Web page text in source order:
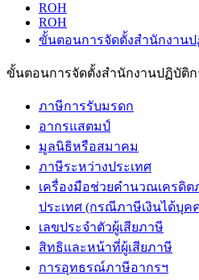
ROH
ROH
ขั้นตอนการจัดตั้งสำนักงาน
ขั้นตอนการจัดตั้งสำนักงานปฏิบัติ
ภาษีการรับมรดก
อากรแสตมป์
มูลนิธิหรือสมาคม
ภาษีระหว่างประเทศ
เครื่องมือช่วยคำนวณเครดิต
ประเทศ (กรณีภาษีเงินได้บุค
เลขประจำตัวผู้เสียภาษี
สิทธิและหน้าที่ผู้เสียภาษี
การอุทธรณ์ภาษีอากรฯ